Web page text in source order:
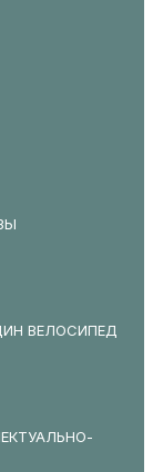
ВЕЛОСИПЕД